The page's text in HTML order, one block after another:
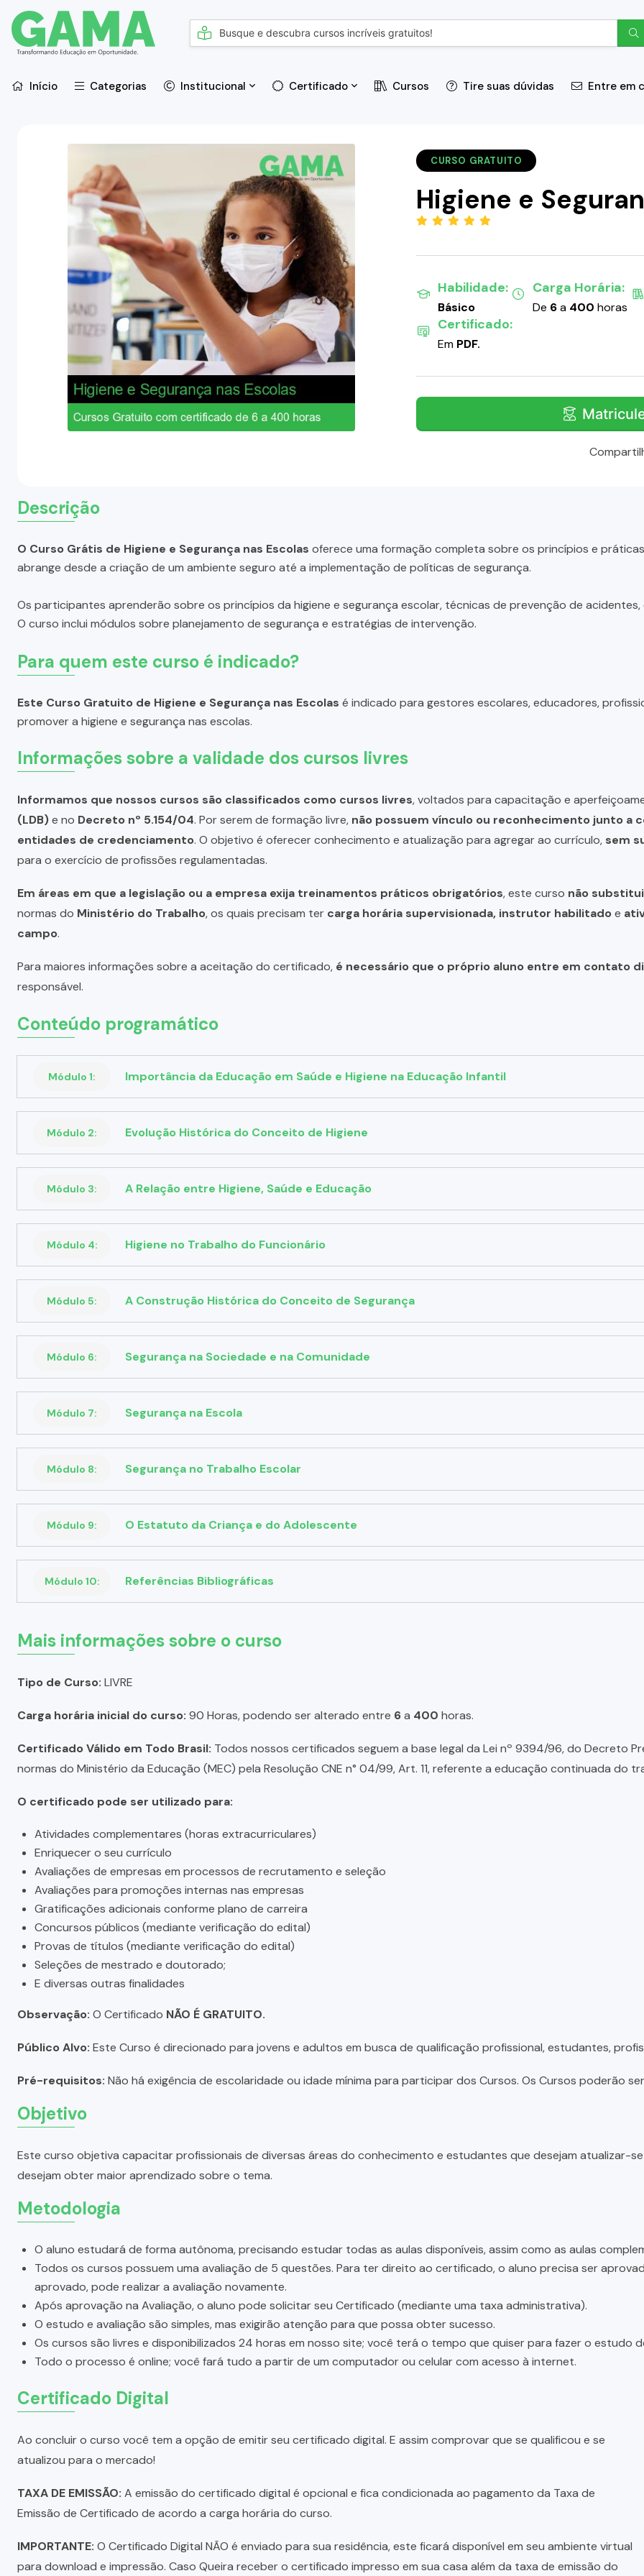
Início Categorias Institucional Certificado Cursos Tire suas dúvidas Entre em
CURSO GRATUITO
Higiene e
Habilidade:
Básico
Carga Horária:
De 6a 400 horas
Certificado:
Em PDF.
Descrição
O Curso Grátis de Higiene e Segurança nas Escolas oferece uma formação completa sobre os princípios e
abrange desde a criação de um ambiente seguro até a implementação de políticas de segurança.
Os participantes aprenderão sobre os princípios da higiene e segurança escolar, técnicas de prevenção de
O curso inclui módulos sobre planejamento de segurança e estratégias de intervenção.
Para quem este curso é indicado?
Este Curso Gratuito de Higiene e Segurança nas Escolas é indicado para gestores escolares, educadores,
promover a higiene e segurança nas escolas.
Informações sobre a validade dos cursos livres
Informamos que nossos cursos são classificados como cursos livres, voltados para capacitação e
(LDB)e no Decreto nº 5.154/04. Por serem de formação livre, não possuem vínculo ou reconhecimento junto a
entidades de credenciamento. O objetivo é oferecer conhecimento e atualização para agregar ao currículo, sem
para o exercício de profissões regulamentadas.
Em áreas em que a legislação ou a empresa exija treinamentos práticos obrigatórios, este curso não substitui
normas do Ministério do Trabalho, os quais precisam ter carga horária supervisionada, instrutor habilitadoe
campo.
Para maiores informações sobre a aceitação do certificado, é necessário que o próprio aluno entre em contato
responsável.
Conteúdo programático
Módulo 1: Importância da Educação em Saúde e Higiene na Educação Infantil
Módulo 2: Evolução Histórica do Conceito de Higiene
Módulo 3: A Relação entre Higiene, Saúde e Educação
Módulo 4: Higiene no Trabalho do Funcionário
Módulo 5: A Construção Histórica do Conceito de Segurança
Módulo 6: Segurança na Sociedade e na Comunidade
Módulo 7: Segurança na Escola
Módulo 8: Segurança no Trabalho Escolar
Módulo 9: O Estatuto da Criança e do Adolescente
Módulo 10: Referências Bibliográficas
Mais informações sobre o curso
Tipo de Curso: LIVRE
Carga horária inicial do curso: 90 Horas, podendo ser alterado entre 6a 400 horas.
Certificado Válido em Todo Brasil: Todos nossos certificados seguem a base legal da Lei nº 9394/96, do Decreto
normas do Ministério da Educação (MEC) pela Resolução CNE n° 04/99, Art. 11, referente a educação continuada do
O certificado pode ser utilizado para:
Atividades complementares (horas extracurriculares)
Enriquecer o seu currículo
Avaliações de empresas em processos de recrutamento e seleção
Avaliações para promoções internas nas empresas
Gratificações adicionais conforme plano de carreira
Concursos públicos (mediante verificação do edital)
Provas de títulos (mediante verificação do edital)
Seleções de mestrado e doutorado;
E diversas outras finalidades
Observação: O Certificado NÃO É GRATUITO.
Público Alvo: Este Curso é direcionado para jovens e adultos em busca de qualificação profissional, estudantes,
Pré-requisitos: Não há exigência de escolaridade ou idade mínima para participar dos Cursos. Os Cursos poderão
Objetivo
Este curso objetiva capacitar profissionais de diversas áreas do conhecimento e estudantes que desejam atualizar-
desejam obter maior aprendizado sobre o tema.
Metodologia
O aluno estudará de forma autônoma, precisando estudar todas as aulas disponíveis, assim como as aulas
Todos os cursos possuem uma avaliação de 5 questões. Para ter direito ao certificado, o aluno precisa ser
aprovado, pode realizar a avaliação novamente.
Após aprovação na Avaliação, o aluno pode solicitar seu Certificado (mediante uma taxa administrativa).
O estudo e avaliação são simples, mas exigirão atenção para que possa obter sucesso.
Os cursos são livres e disponibilizados 24 horas em nosso site; você terá o tempo que quiser para fazer o estudo
Todo o processo é online; você fará tudo a partir de um computador ou celular com acesso à internet.
Certificado Digital
Ao concluir o curso você tem a opção de emitir seu certificado digital. E assim comprovar que se qualificou e se
atualizou para o mercado!
TAXA DE EMISSÃO: A emissão do certificado digital é opcional e fica condicionada ao pagamento da Taxa de
Emissão de Certificado de acordo a carga horária do curso.
IMPORTANTE: O Certificado Digital NÃO é enviado para sua residência, este ficará disponível em seu ambiente virtual
para download e impressão. Caso Queira receber o certificado impresso em sua casa além da taxa de emissão do